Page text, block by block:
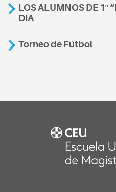
LOS ALUMNOS DE 1º
DIA
Torneo de Fútbol